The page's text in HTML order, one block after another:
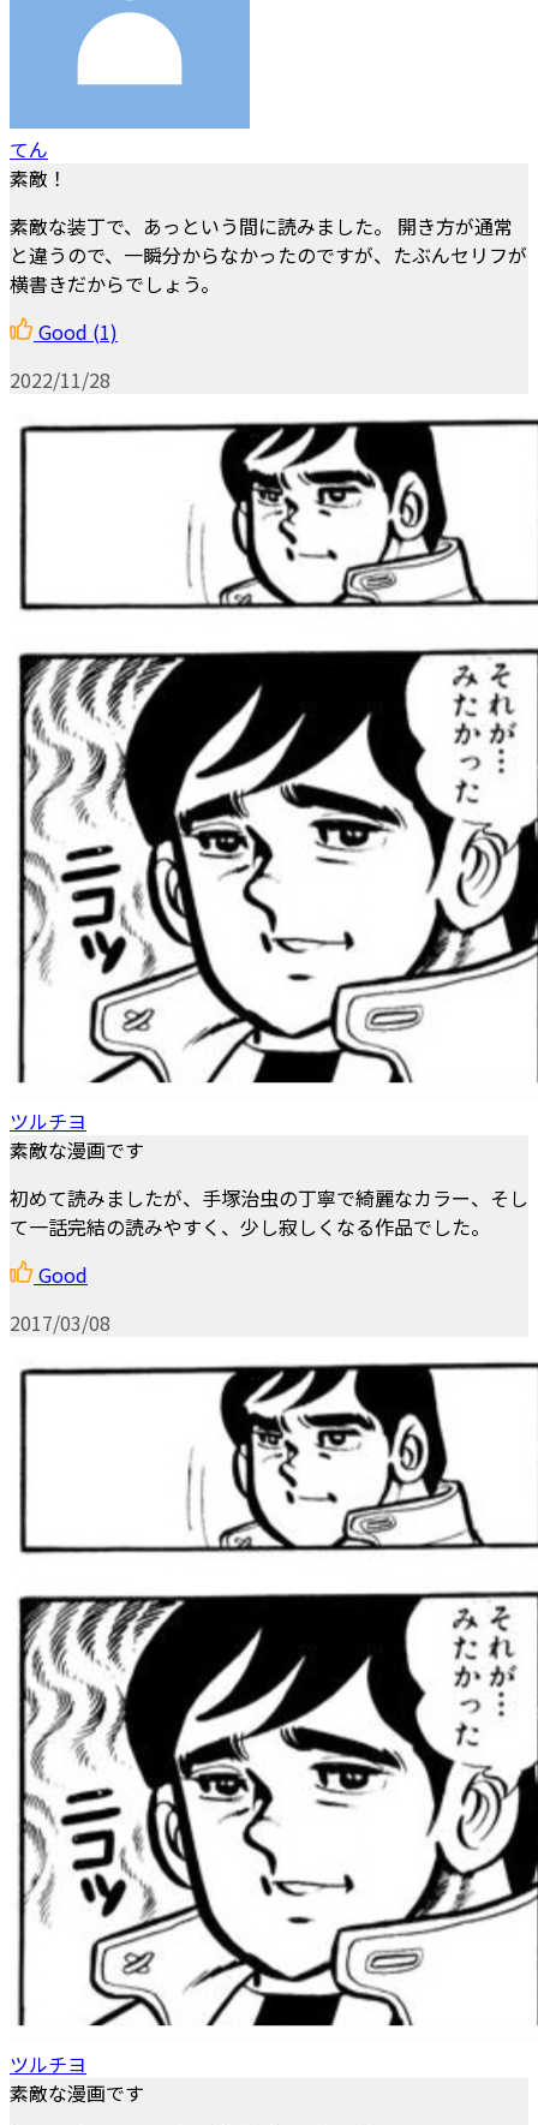
てん
素敵！
素敵な装丁で、あっという間に読みました。 開き方が通常
と違うので、一瞬分からなかったのですが、たぶんセリフが
横書きだからでしょう。
Good (1)
2022/11/28
ツルチヨ
素敵な漫画です
初めて読みましたが、手塚治虫の丁寧で綺麗なカラー、そし
て一話完結の読みやすく、少し寂しくなる作品でした。
Good
2017/03/08
ツルチヨ
素敵な漫画です